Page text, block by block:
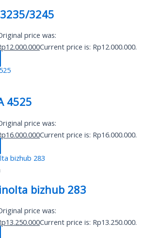
3245
price was:
12.000.000Current price is: Rp12.000.000.
4525
price was:
16.000.000Current price is: Rp16.000.000.
bizhub 283
price was:
13.250.000Current price is: Rp13.250.000.